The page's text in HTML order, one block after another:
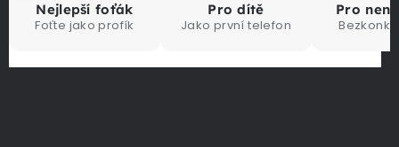
Nejlepší foťák
Foťte jako profík
Pro dítě
Jako první telefon
Pro